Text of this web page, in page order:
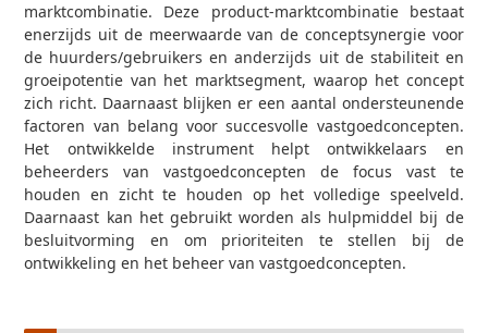
marktcombinatie. Deze product-marktcombinatie bestaat
enerzijds uit de meerwaarde van de conceptsynergie voor
de huurders/gebruikers en anderzijds uit de stabiliteit en
groeipotentie van het marktsegment, waarop het concept
zich richt. Daarnaast blijken er een aantal ondersteunende
factoren van belang voor succesvolle vastgoedconcepten.
Het ontwikkelde instrument helpt ontwikkelaars en
beheerders van vastgoedconcepten de focus vast te
houden en zicht te houden op het volledige speelveld.
Daarnaast kan het gebruikt worden als hulpmiddel bij de
besluitvorming en om prioriteiten te stellen bij de
ontwikkeling en het beheer van vastgoedconcepten.